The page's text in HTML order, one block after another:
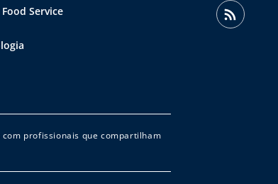
Service
com profissionais que compartilham